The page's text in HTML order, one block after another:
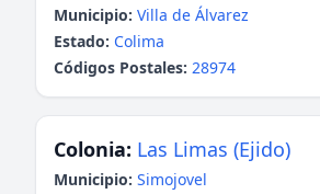
Municipio: Villa de Álvarez
Estado: Colima
Códigos Postales: 28974
Colonia: Las Limas (Ejido)
Municipio: Simojovel